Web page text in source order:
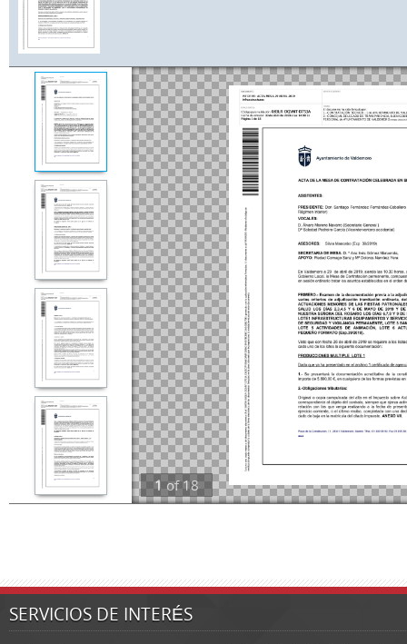
1 of 18
SERVICIOS DE INTERÉS